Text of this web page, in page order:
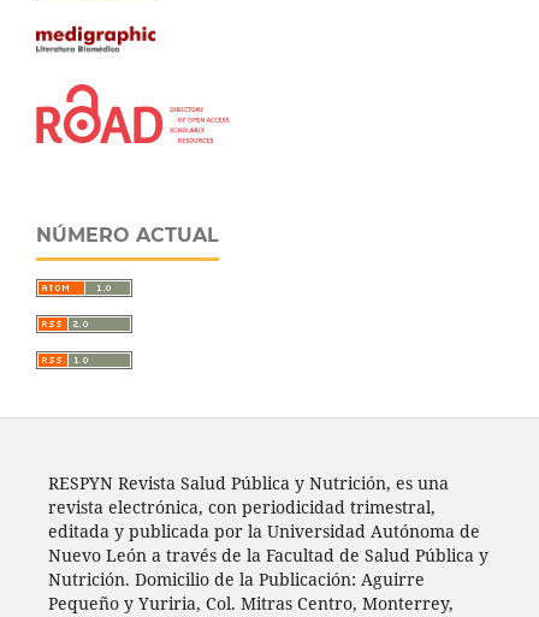
NÚMERO ACTUAL
RESPYN Revista Salud Pública y Nutrición, es una
revista electrónica, con periodicidad trimestral,
editada y publicada por la Universidad Autónoma de
Nuevo León a través de la Facultad de Salud Pública y
Nutrición. Domicilio de la Publicación: Aguirre
Pequeño y Yuriria, Col. Mitras Centro, Monterrey,